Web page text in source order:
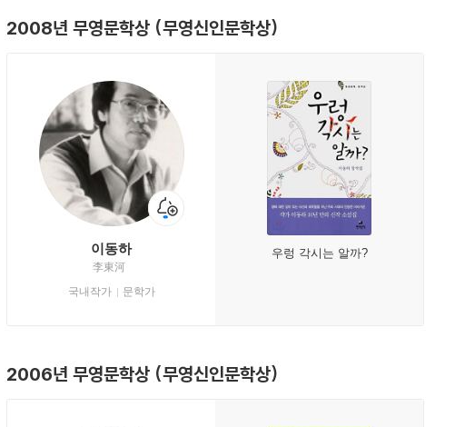
2008년 무영문학상 (무영신인문학상)
이동하
李東河
국내작가
문학가
우렁 각시는 알까?
2006년 무영문학상 (무영신인문학상)